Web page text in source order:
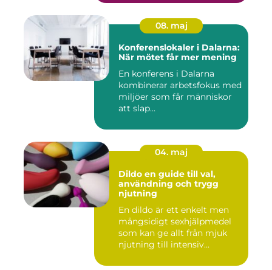
08. maj
Konferenslokaler i Dalarna:
När mötet får mer mening
En konferens i Dalarna
kombinerar arbetsfokus med
miljöer som får människor
att slap...
04. maj
Dildo en guide till val,
användning och trygg
njutning
En dildo är ett enkelt men
mångsidigt sexhjälpmedel
som kan ge allt från mjuk
njutning till intensiv...